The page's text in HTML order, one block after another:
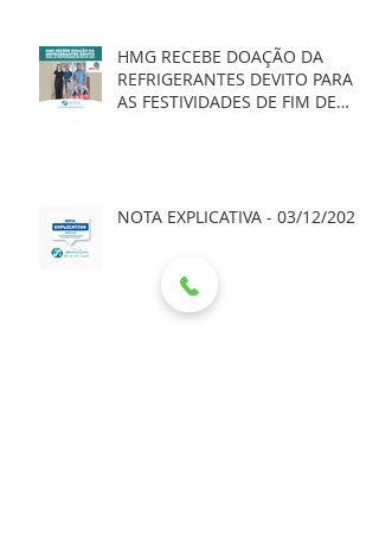
HMG RECEBE DOAÇÃO DA
REFRIGERANTES DEVITO PARA
AS FESTIVIDADES DE FIM DE
NOTA EXPLICATIVA - 03/12/2025